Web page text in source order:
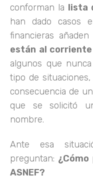
conforman la lista
han dado casos
financieras añaden
están al
algunos que
tipo de
consecuencia de un
que se solicitó
nombre.
Ante esa
preguntan:
ASNEF?